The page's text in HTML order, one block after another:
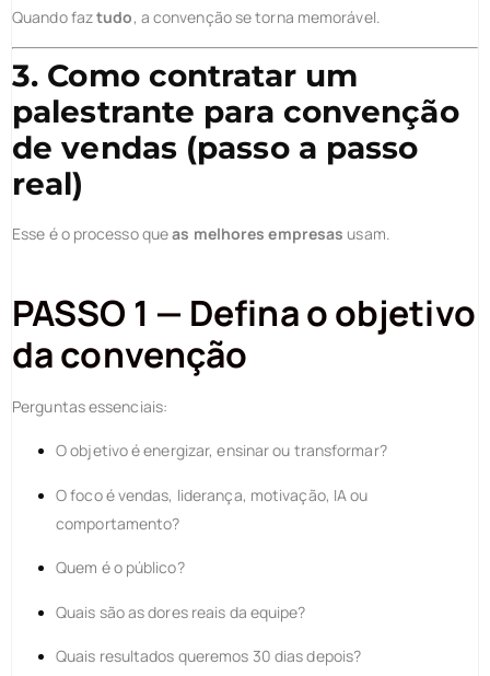
Quando faztudo, a convenção se torna memorável.
3. Como contratar um
palestrante para convenção
de vendas (passo a passo
real)
Esse é o processo queas melhores empresas usam.
PASSO 1 — Defina o objetivo
da convenção
Perguntas essenciais:
O objetivo é energizar, ensinar ou transformar?
O foco é vendas, liderança, motivação, IA ou
comportamento?
Quem é o público?
Quais são as dores reais da equipe?
Quais resultados queremos 30 dias depois?